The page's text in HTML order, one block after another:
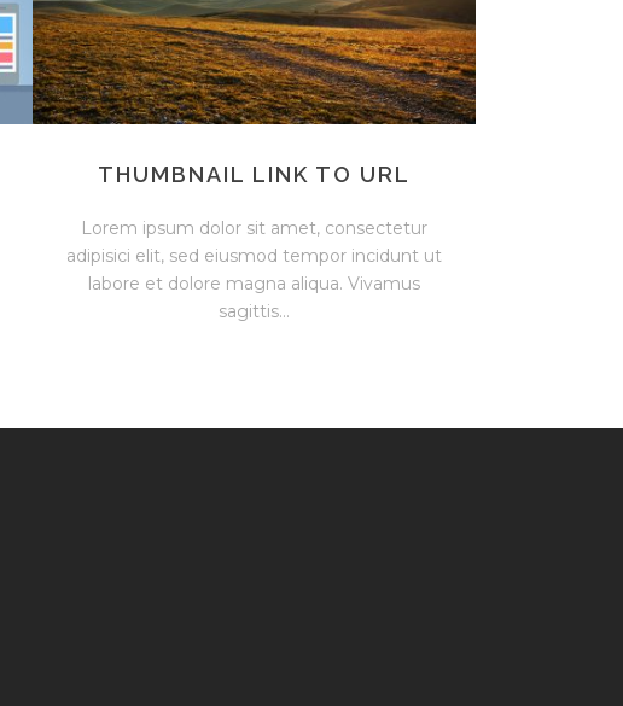
THUMBNAIL LINK TO URL
Lorem ipsum dolor sit amet, consectetur
adipisici elit, sed eiusmod tempor incidunt ut
labore et dolore magna aliqua. Vivamus
sagittis...